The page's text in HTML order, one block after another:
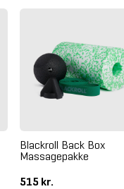
Blackroll Back Box
Massagepakke
515 kr.